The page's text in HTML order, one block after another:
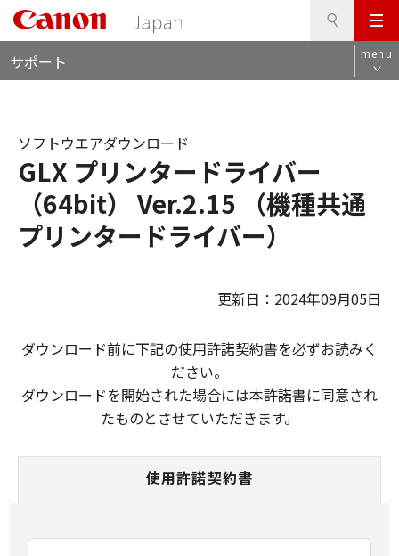
メ
ニ
ュ
サポート menu
GLX プリンタードライバー
（64bit） Ver.2.15 （機種共通
プリンタードライバー）
ソフトウエアダウンロード
更新日：2024年09月05日
ダウンロード前に下記の使用許諾契約書を必ずお読みく
ださい。
ダウンロードを開始された場合には本許諾書に同意され
たものとさせていただきます。
使用許諾契約書